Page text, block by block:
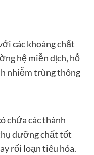
các khoáng chất
hệ miễn dịch, hỗ
nhiễm trùng thông
chứa các thành
dưỡng chất tốt
rối loạn tiêu hóa.